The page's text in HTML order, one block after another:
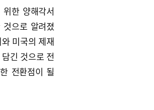
한 양해각서
으로 알려졌
미국의 제재
긴 것으로 전
전환점이 될